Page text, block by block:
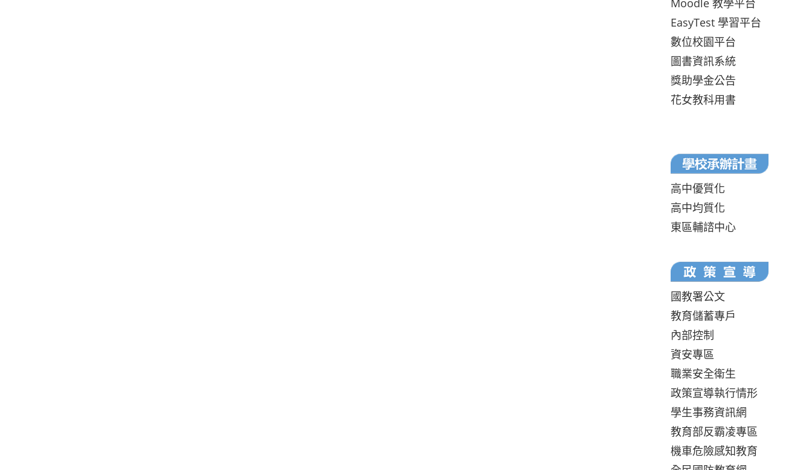
Moodle 教學平台
EasyTest 學習平台
數位校園平台
圖書資訊系統
獎助學金公告
花女教科用書
高中優質化
高中均質化
東區輔諮中心
國教署公文
教育儲蓄專戶
內部控制
資安專區
職業安全衛生
政策宣導執行情形
學生事務資訊網
教育部反霸凌專區
機車危險感知教育